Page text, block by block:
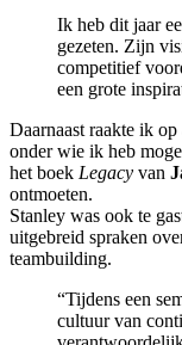
Ik heb dit jaar
gezeten. Zijn
competitief
een grote
Daarnaast raakte ik op
onder wie ik heb
het boek Legacy van
ontmoeten.
Stanley was ook te
uitgebreid spraken
teambuilding.
“Tijdens een
cultuur van